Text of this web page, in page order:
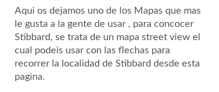
Aqui os dejamos uno de los Mapas que mas
le gusta a la gente de usar , para concocer
Stibbard, se trata de un mapa street view el
cual podeis usar con las flechas para
recorrer la localidad de Stibbard desde esta
pagina.